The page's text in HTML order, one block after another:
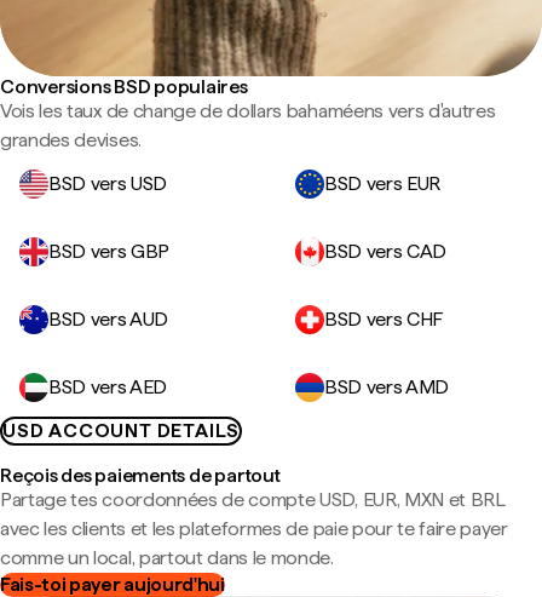
Conversions BSD populaires
Vois les taux de change de dollars bahaméens vers d'autres
grandes devises.
BSD vers USD
BSD vers EUR
BSD vers GBP BSD vers CAD
BSD vers AUD BSD vers CHF
BSD vers AED
BSD vers AMD
USD ACCOUNT DETAILS
Reçois des paiements de partout
Partage tes coordonnées de compte USD, EUR, MXN et BRL
avec les clients et les plateformes de paie pour te faire payer
comme un local, partout dans le monde.
Fais-toi payer aujourd'hui